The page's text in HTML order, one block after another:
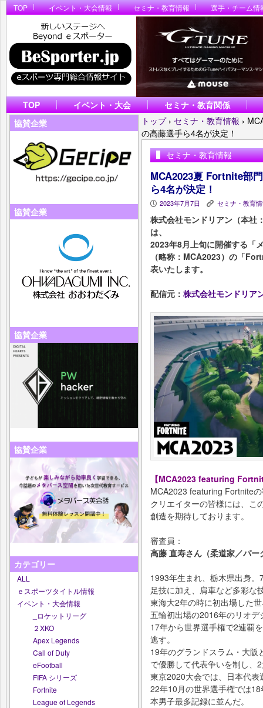
TOP イベント・大会情報 セミナ・教育情報 選手・チーム情
TOP イベント・大会
セミナ・教育関係
協賛企業
協賛企業
協賛企業
協賛企業
カテゴリー
ALL
ｅスポーツタイトル情報
イベント・大会情報
_ロケットリーグ
２XKO
Apex Legends
Call of Duty
eFootball
FIFA シリーズ
Fortnite
League of Legends
トップ › セミナ・教育情報 ›
の高藤選手ら4名が決定！
セミナ・教育情報
MCA2023夏 Fortnite部
ら4名が決定！
P 2023年7月7日 K セミナ・教育
株式会社モンドリアン（本社
は、
2023年8月上旬に開催する「
（略称：MCA2023）の「
表いたします。
配信元： 株式会社モンドリア
【MCA2023 featuring
MCA2023 featuring Fortnite
クリエイターの皆様には、こ
創造を期待しております。
審査員：
高藤 直寿さん（柔道家／パー
1993年生まれ、栃木県出身
足技に加え、肩車など多彩な
東海大2年の時に初出場した
五輪初出場の2016年のリオ
17年から世界選手権で2連覇
逃す。
19年のグランドスラム・大
で優勝して代表争いを制し、
東京2020大会では、日本代
22年10月の世界選手権では
本男子最多記録に並んだ。